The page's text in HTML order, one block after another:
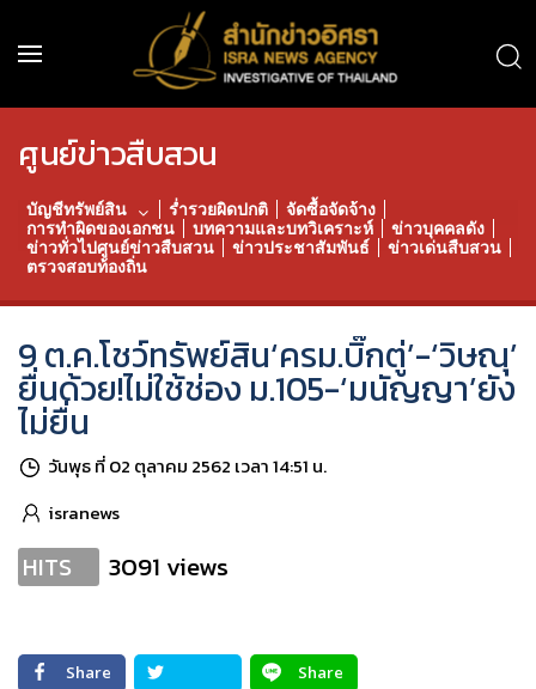
ศูนย์ข่าวสืบสวน
บัญชีทรัพย์สิน ร่ำรวยผิดปกติ
จัดซื้อจัดจ้าง
การทำผิดของเอกชน
บทความและบทวิเคราะห์
ข่าวบุคคลดัง
ข่าวทั่วไปศูนย์ข่าวสืบสวน
ข่าวประชาสัมพันธ์
ข่าวเด่นสืบสวน
ตรวจสอบท้องถิ่น
9 ต.ค.โชว์ทรัพย์สิน‘ครม.บิ๊กตู่’-‘วิษณุ’
ยื่นด้วย!ไม่ใช้ช่อง ม.105-‘มนัญญา’ยัง
ไม่ยื่น
วันพุธ ที่ 02 ตุลาคม 2562 เวลา 14:51 น.
isranews
HITS 3091 views
Share
Share